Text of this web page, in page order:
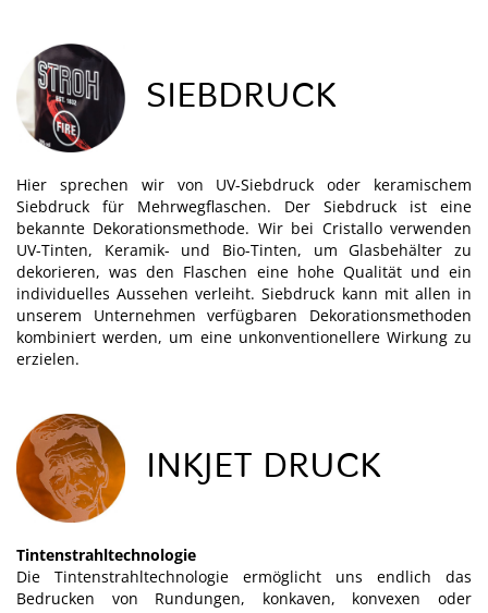
SIEBDRUCK
Hier sprechen wir von UV-Siebdruck oder keramischem
Siebdruck für Mehrwegflaschen. Der Siebdruck ist eine
bekannte Dekorationsmethode. Wir bei Cristallo verwenden
UV-Tinten, Keramik- und Bio-Tinten, um Glasbehälter zu
dekorieren, was den Flaschen eine hohe Qualität und ein
individuelles Aussehen verleiht. Siebdruck kann mit allen in
unserem Unternehmen verfügbaren Dekorationsmethoden
kombiniert werden, um eine unkonventionellere Wirkung zu
erzielen.
INKJET DRUCK
Tintenstrahltechnologie
Die Tintenstrahltechnologie ermöglicht uns endlich das
Bedrucken von Rundungen, konkaven, konvexen oder